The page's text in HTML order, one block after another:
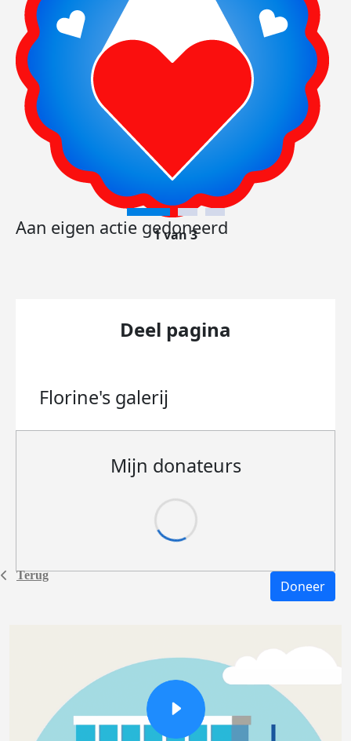
Terug
Aan eigen actie gedoneerd
1 van 3
Deel pagina
Florine's galerij
Mijn donateurs
Doneer